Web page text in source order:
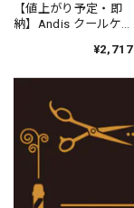
【値上がり予定・即
納】Andis クールケア
¥2,717